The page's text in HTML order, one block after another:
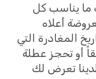
ما يناسب كل
أعلاه
المغادرة التي
أو تحجز عطلة
تعرض لك